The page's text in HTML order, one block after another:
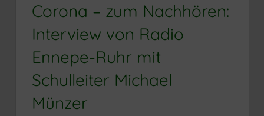
Corona – zum Nachhören:
Interview von Radio
Ennepe-Ruhr mit
Schulleiter Michael
Münzer